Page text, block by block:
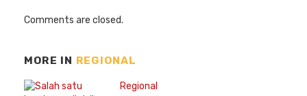
Comments are closed.
MORE IN REGIONAL
Regional